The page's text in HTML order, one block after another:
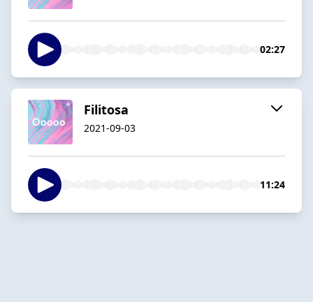
02:27
Filitosa
2021-09-03
11:24